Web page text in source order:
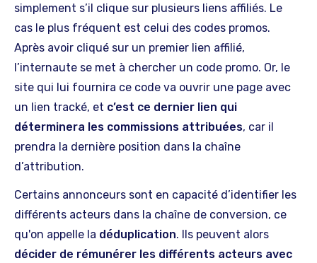
simplement s’il clique sur plusieurs liens affiliés. Le
cas le plus fréquent est celui des codes promos.
Après avoir cliqué sur un premier lien affilié,
l’internaute se met à chercher un code promo. Or, le
site qui lui fournira ce code va ouvrir une page avec
un lien tracké, et c’est ce dernier lien qui
déterminera les commissions attribuées, car il
prendra la dernière position dans la chaîne
d’attribution.
Certains annonceurs sont en capacité d’identifier les
différents acteurs dans la chaîne de conversion, ce
qu'on appelle la déduplication. Ils peuvent alors
décider de rémunérer les différents acteurs avec